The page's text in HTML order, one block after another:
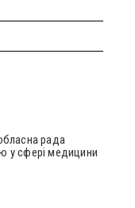
рада
у сфері медицини